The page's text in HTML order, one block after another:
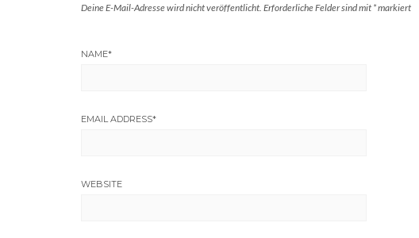
Deine E-Mail-Adresse wird nicht veröffentlicht. Erforderliche Felder sind mit *markiert
NAME*
EMAIL ADDRESS*
WEBSITE